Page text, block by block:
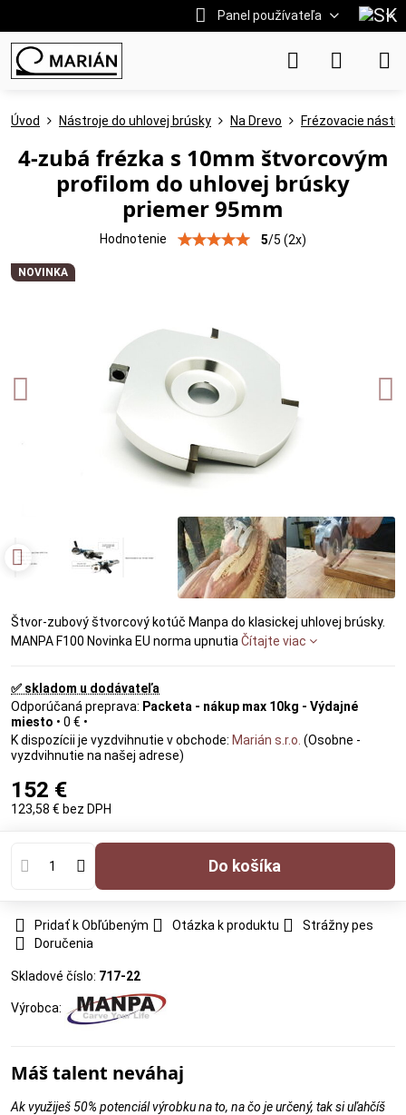
Panel používateľa
NOVINKA
Úvod Nástroje do uhlovej brúsky Na Drevo Frézovacie
4-zubá frézka s 10mm štvorcovým
profilom do uhlovej brúsky
priemer 95mm
Hodnotenie 5/5 (2x)
Štvor-zubový štvorcový kotúč Manpa do klasickej uhlovej brúsky.
MANPA F100 Novinka EU norma upnutia Čítajte viac
✅ skladom u dodávateľa
Packeta - nákup max 10kg - Výdajné
miesto • 0 € •
Marián s.r.o. (Osobne -
vyzdvihnutie na našej adrese)
152 €
123,58 € bez DPH
Do košíka
Pridať k Obľúbeným Otázka k produktu
Strážny pes
Doručenia
Skladové číslo: 717-22
Výrobca:
Máš talent neváhaj
Ak využiješ 50% potenciál výrobku na to, na čo je určený, tak si uľahčíš